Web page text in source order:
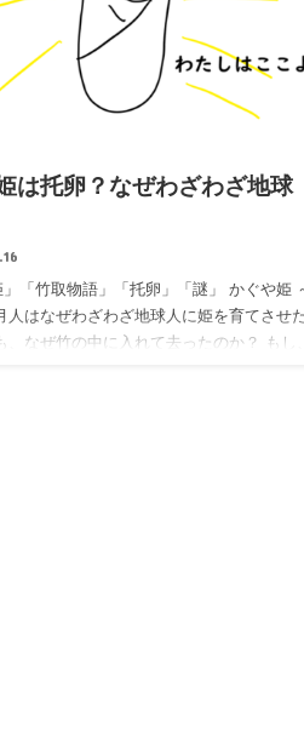
は托卵？なぜわざわざ地球
」「竹取物語」「托卵」「謎」 かぐや姫
人はなぜわざわざ地球人に姫を育てさせ
、なぜ竹の中に入れて去ったのか？ もし